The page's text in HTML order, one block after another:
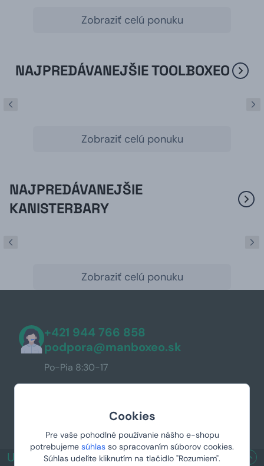
Cookies
Pre vaše pohodlné používanie nášho e-shopu
potrebujeme súhlas so spracovaním súborov cookies.
Súhlas udelíte kliknutím na tlačidlo "Rozumiem".
Zobraziť celú ponuku
NAJPREDÁVANEJŠIE TOOLBOXEO
Zobraziť celú ponuku
NAJPREDÁVANEJŠIE
KANISTERBARY
Zobraziť celú ponuku
+421 944 766 858
podpora@manboxeo.sk
Po-Pia 8:30-17
UŽITOČNÉ ODKAZY